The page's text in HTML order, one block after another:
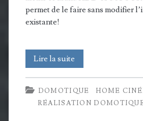
permet de le faire sans modifier
existante!
Lire la suite
A-
MOTOR
DOMOTIQUE
HOME
RÉALISATION